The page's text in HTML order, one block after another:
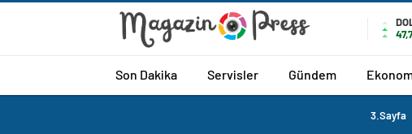
Son Dakika Servisler Gündem
3.Sayfa